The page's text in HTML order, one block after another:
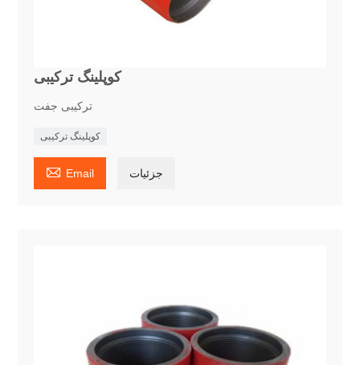
کوپلینگ ترکیبی
ترکیبی جفت
کوپلینگ ترکیبی
 Email جزئیات